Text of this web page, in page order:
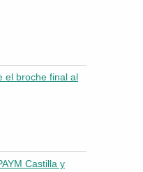
el broche final al
Castilla y